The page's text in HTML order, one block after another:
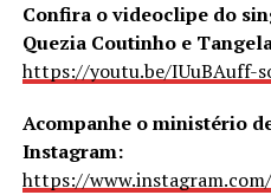
Confira o videoclipe do
Quezia Coutinho e
https://youtu.be/IUuBAuff-
Acompanhe o ministério
Instagram:
https://